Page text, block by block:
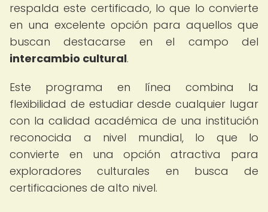
respalda este certificado, lo que lo convierte
en una excelente opción para aquellos que
buscan destacarse en el campo del
intercambio cultural.
Este programa en línea combina la
flexibilidad de estudiar desde cualquier lugar
con la calidad académica de una institución
reconocida a nivel mundial, lo que lo
convierte en una opción atractiva para
exploradores culturales en busca de
certificaciones de alto nivel.